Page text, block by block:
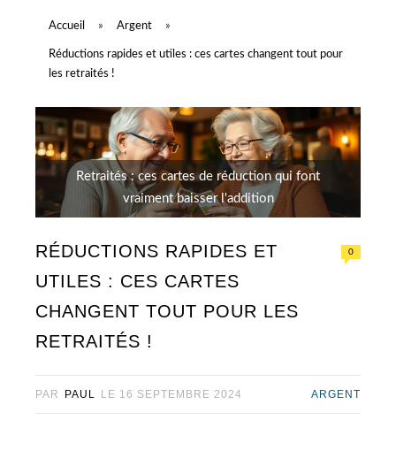
s
Accueil » Argent »
Réductions rapides et utiles : ces cartes changent tout pour
les retraités !
Retraités : ces cartes de réduction qui font
vraiment baisser l'addition
RÉDUCTIONS RAPIDES ET
UTILES : CES CARTES
CHANGENT TOUT POUR LES
RETRAITÉS !
0
PAR PAUL LE 16 SEPTEMBRE 2024 ARGENT